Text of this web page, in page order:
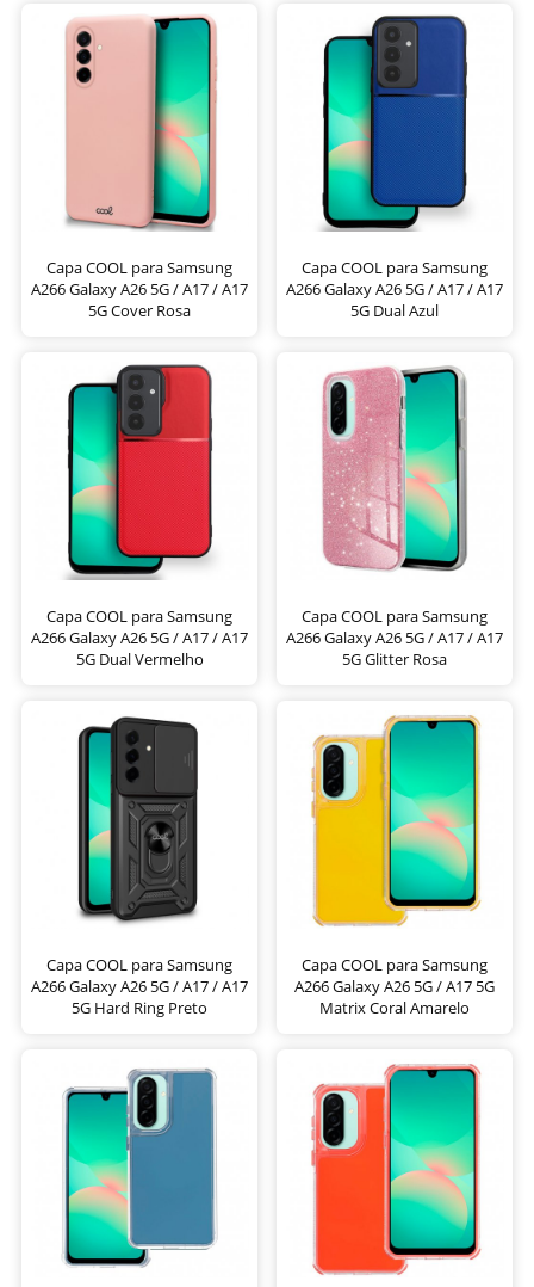
Capa COOL para Samsung
A266 Galaxy A26 5G / A17 / A17
5G Cover Rosa
Capa COOL para Samsung
A266 Galaxy A26 5G / A17 / A17
5G Dual Azul
Capa COOL para Samsung
A266 Galaxy A26 5G / A17 / A17
5G Dual Vermelho
Capa COOL para Samsung
A266 Galaxy A26 5G / A17 / A17
5G Glitter Rosa
Capa COOL para Samsung
A266 Galaxy A26 5G / A17 / A17
5G Hard Ring Preto
Capa COOL para Samsung
A266 Galaxy A26 5G / A17 5G
Matrix Coral Amarelo